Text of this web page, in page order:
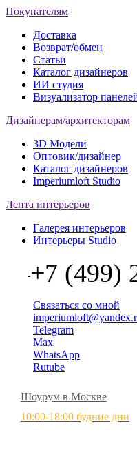
Покупателям
Доставка
Возврат/обмен
Статьи
Каталог дизайнеров
ИИ студия
Визуализатор
Дизайнерам/архитекторам
3D Модели
Оптовик/дизайнер
Каталог дизайнеров
Imperiumloft Studio
Лента интерьеров
Галерея интерьеров
Интерьеры Studio
+7 (499)
Связаться со мной
Telegram
Max
WhatsApp
Rutube
Шоурум в Москве
10:00-18:00 будние дни